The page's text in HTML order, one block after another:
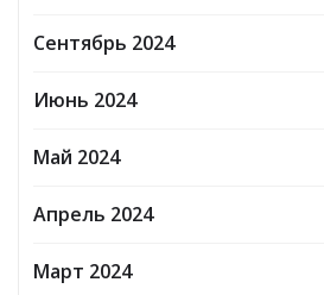
Сентябрь 2024
Июнь 2024
Май 2024
Апрель 2024
Март 2024